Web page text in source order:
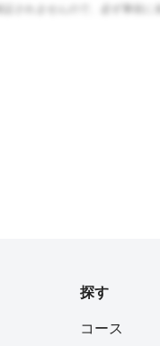
されませんので、必ず事前に各
探す
コース